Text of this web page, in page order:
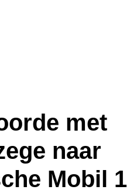
met
naar
Mobil 1